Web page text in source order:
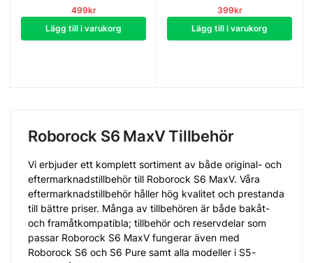
499kr
Lägg till i varukorg
399kr
Lägg till i varukorg
Roborock S6 MaxV Tillbehör
Vi erbjuder ett komplett sortiment av både original- och
eftermarknadstillbehör till Roborock S6 MaxV. Våra
eftermarknadstillbehör håller hög kvalitet och prestanda
till bättre priser. Många av tillbehören är både bakåt-
och framåtkompatibla; tillbehör och reservdelar som
passar Roborock S6 MaxV fungerar även med
Roborock S6 och S6 Pure samt alla modeller i S5-